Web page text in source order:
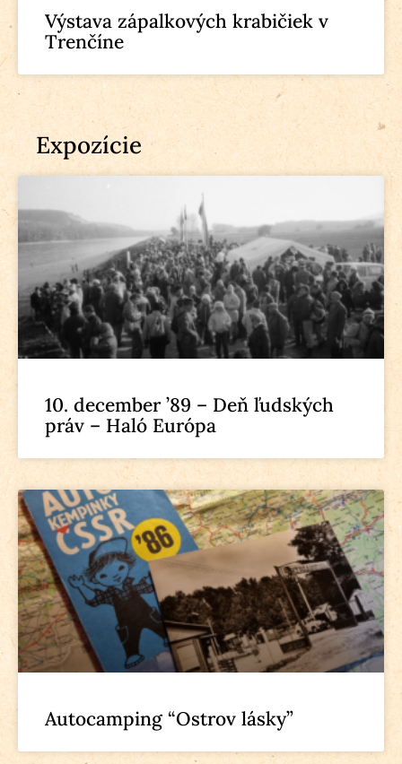
Výstava zápalkových krabičiek v
Trenčíne
Expozície
10. december ’89 – Deň ľudských
práv – Haló Európa
Autocamping “Ostrov lásky”